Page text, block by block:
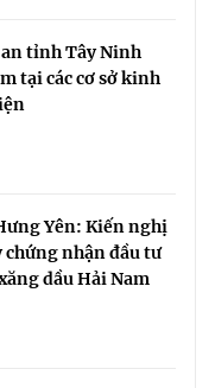
tỉnh Tây Ninh
tại các cơ sở kinh
Yên: Kiến nghị
nhận đầu tư
dầu Hải Nam